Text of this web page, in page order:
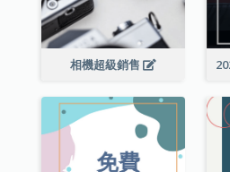
相機超級銷售